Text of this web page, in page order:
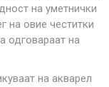
на уметнички
на овие честитки
одговараат на
на акварел